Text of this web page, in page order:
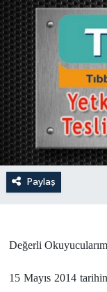
Paylaş
Değerli
15 Mayıs 2014
Tüm
Son Dakika
Haber Arşivi